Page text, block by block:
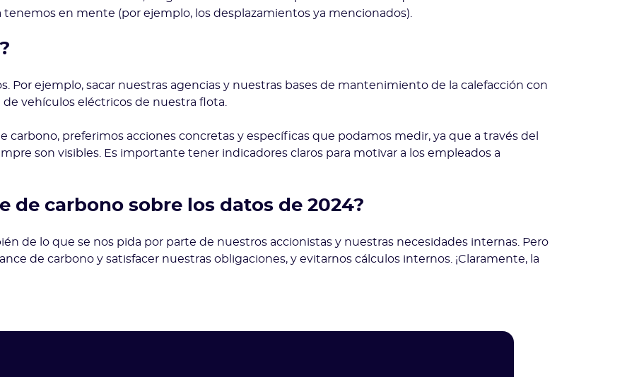
en mente (por ejemplo, los desplazamientos ya mencionados).
Por ejemplo, sacar nuestras agencias y nuestras bases de mantenimiento de la calefacción con
vehículos eléctricos de nuestra flota.
carbono, preferimos acciones concretas y específicas que podamos medir, ya que a través del
son visibles. Es importante tener indicadores claros para motivar a los empleados a
de carbono sobre los datos de 2024?
de lo que se nos pida por parte de nuestros accionistas y nuestras necesidades internas. Pero
de carbono y satisfacer nuestras obligaciones, y evitarnos cálculos internos. ¡Claramente, la